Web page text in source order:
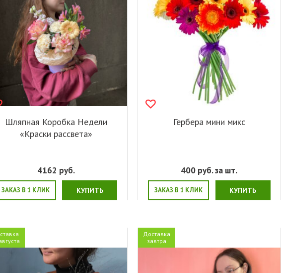
Шляпная Коробка Недели
«Краски рассвета»
4162 руб.
ЗАКАЗ В 1 КЛИК КУПИТЬ
Гербера мини микс
400 руб. за шт.
ЗАКАЗ В 1 КЛИК КУПИТЬ
Доставка
завтра